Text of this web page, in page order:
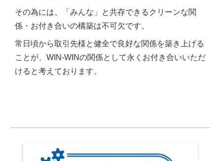
その為には、「みんな」と共存できるクリーンな関
係・お付き合いの構築は不可欠です。
常日頃から取引先様と健全で良好な関係を築き上げる
ことが、WIN-WINの関係として永くお付き合いいただ
けると考えております。